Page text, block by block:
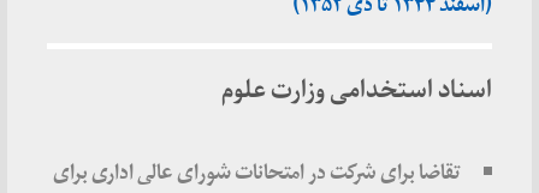
اسناد استخدامی وزارت علوم
تقاضا برای شرکت در امتحانات شورای عالی اداری برای